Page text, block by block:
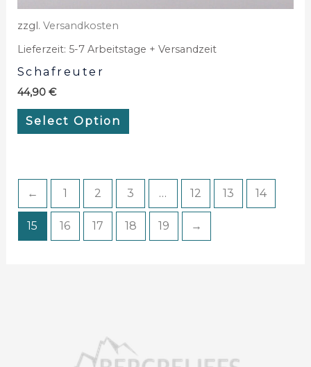
zzgl. Versandkosten
Lieferzeit: 5-7 Arbeitstage + Versandzeit
Schafreuter
44,90 €
Select Option
← 1 2 3 … 12 13 14
15 16 17 18 19 →